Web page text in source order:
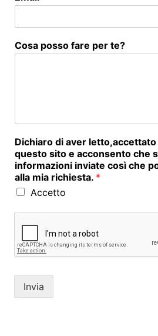
Cosa posso fare per te?
Dichiaro di aver letto,accettato
questo sito e acconsento che
informazioni inviate così che
alla mia richiesta. *
Accetto
Invia